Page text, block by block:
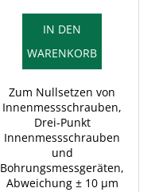
IN DEN
WARENKORB
Zum Nullsetzen von
Innenmessschrauben,
Drei-Punkt
Innenmessschrauben
und
Bohrungsmessgeräten,
Abweichung ± 10 µm